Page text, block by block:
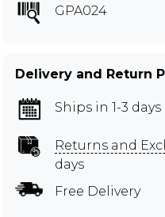
GPA024
Delivery and Return
Ships in 1-3 days
Returns and
days
Free Delivery